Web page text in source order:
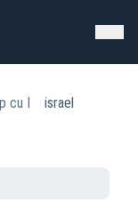
cu I israel